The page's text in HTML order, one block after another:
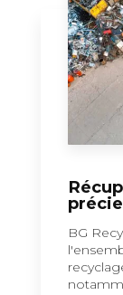
BG